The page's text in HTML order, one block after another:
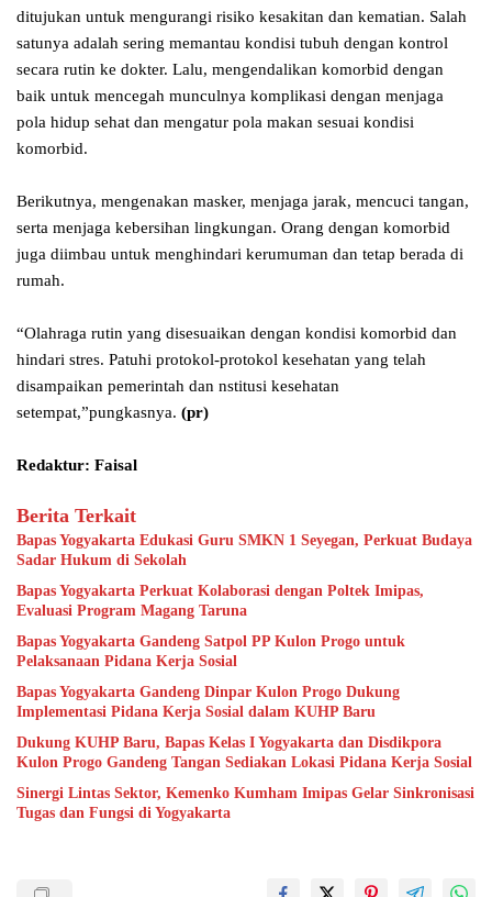
ditujukan untuk mengurangi risiko kesakitan dan kematian. Salah
satunya adalah sering memantau kondisi tubuh dengan kontrol
secara rutin ke dokter. Lalu, mengendalikan komorbid dengan
baik untuk mencegah munculnya komplikasi dengan menjaga
pola hidup sehat dan mengatur pola makan sesuai kondisi
komorbid.
Berikutnya, mengenakan masker, menjaga jarak, mencuci tangan,
serta menjaga kebersihan lingkungan. Orang dengan komorbid
juga diimbau untuk menghindari kerumuman dan tetap berada di
rumah.
“Olahraga rutin yang disesuaikan dengan kondisi komorbid dan
hindari stres. Patuhi protokol-protokol kesehatan yang telah
disampaikan pemerintah dan nstitusi kesehatan
setempat,”pungkasnya. (pr)
Redaktur: Faisal
Berita Terkait
Bapas Yogyakarta Edukasi Guru SMKN 1 Seyegan, Perkuat Budaya
Sadar Hukum di Sekolah
Bapas Yogyakarta Perkuat Kolaborasi dengan Poltek Imipas,
Evaluasi Program Magang Taruna
Bapas Yogyakarta Gandeng Satpol PP Kulon Progo untuk
Pelaksanaan Pidana Kerja Sosial
Bapas Yogyakarta Gandeng Dinpar Kulon Progo Dukung
Implementasi Pidana Kerja Sosial dalam KUHP Baru
Dukung KUHP Baru, Bapas Kelas I Yogyakarta dan Disdikpora
Kulon Progo Gandeng Tangan Sediakan Lokasi Pidana Kerja Sosial
Sinergi Lintas Sektor, Kemenko Kumham Imipas Gelar Sinkronisasi
Tugas dan Fungsi di Yogyakarta